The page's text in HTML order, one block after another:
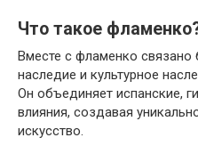
Что такое
Вместе с фламенко связано
наследие и культурное
Он объединяет испанские,
влияния, создавая
искусство.